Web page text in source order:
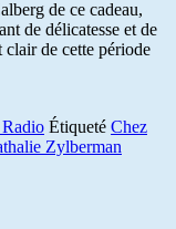
de ce cadeau,
de délicatesse et de
clair de cette période
Étiqueté Chez
Zylberman